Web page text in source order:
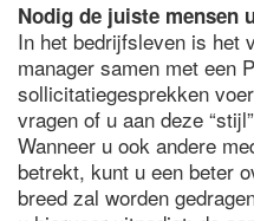
Nodig de juiste mensen
In het bedrijfsleven is het
manager samen met een
sollicitatiegesprekken
vragen of u aan deze
Wanneer u ook andere
betrekt, kunt u een beter
breed zal worden